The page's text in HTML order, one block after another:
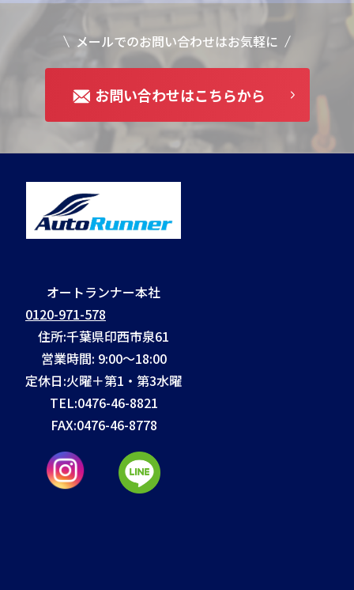
メールでのお問い合わせはお気軽に
お問い合わせはこちらから
オートランナー本社
0120-971-578
住所:千葉県印西市泉61
営業時間: 9:00～18:00
定休日:火曜＋第1・第3水曜
TEL:0476-46-8821
FAX:0476-46-8778